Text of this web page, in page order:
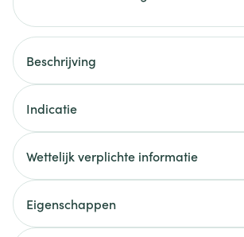
Beschrijving
Indicatie
Wettelijk verplichte informatie
Eigenschappen